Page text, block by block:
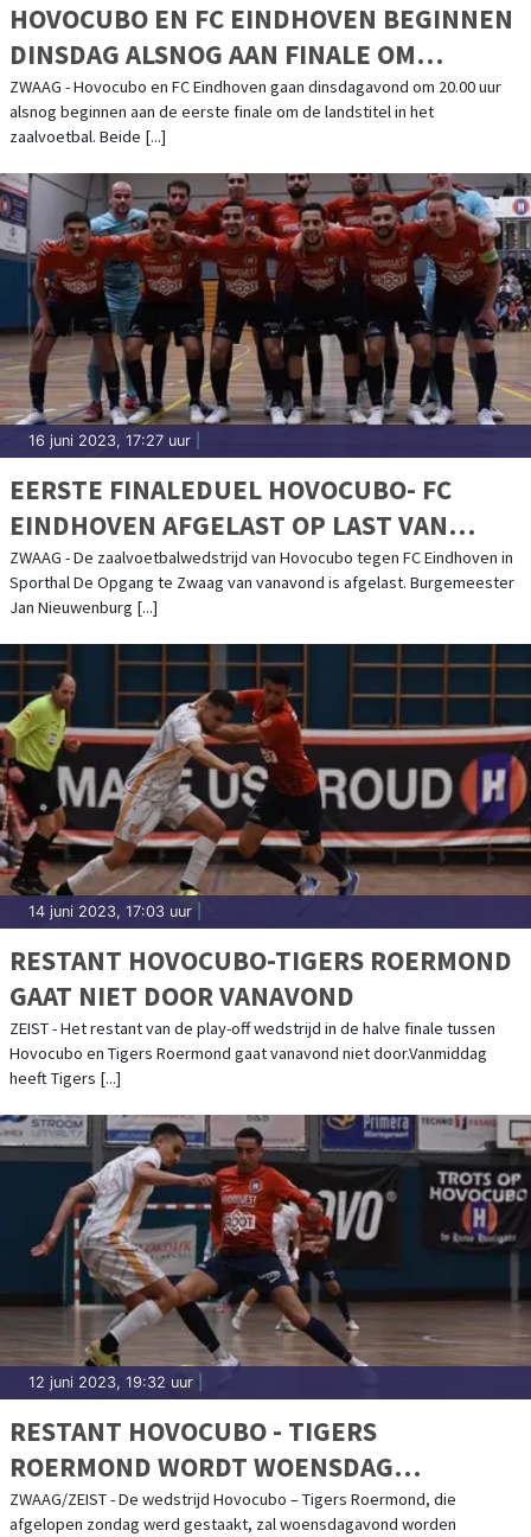
HOVOCUBO EN FC EINDHOVEN BEGINNEN
DINSDAG ALSNOG AAN FINALE OM
LANDSTITEL
ZWAAG - Hovocubo en FC Eindhoven gaan dinsdagavond om 20.00 uur
alsnog beginnen aan de eerste finale om de landstitel in het
zaalvoetbal. Beide [...]
16 juni 2023, 17:27 uur
EERSTE FINALEDUEL HOVOCUBO- FC
EINDHOVEN AFGELAST OP LAST VAN
BURGEMEESTER
ZWAAG - De zaalvoetbalwedstrijd van Hovocubo tegen FC Eindhoven in
Sporthal De Opgang te Zwaag van vanavond is afgelast. Burgemeester
Jan Nieuwenburg [...]
14 juni 2023, 17:03 uur
RESTANT HOVOCUBO-TIGERS ROERMOND
GAAT NIET DOOR VANAVOND
ZEIST - Het restant van de play-off wedstrijd in de halve finale tussen
Hovocubo en Tigers Roermond gaat vanavond niet door.Vanmiddag
heeft Tigers [...]
12 juni 2023, 19:32 uur
RESTANT HOVOCUBO - TIGERS
ROERMOND WORDT WOENSDAG
GESPEELD IN ZEIST
ZWAAG/ZEIST - De wedstrijd Hovocubo – Tigers Roermond, die
afgelopen zondag werd gestaakt, zal woensdagavond worden